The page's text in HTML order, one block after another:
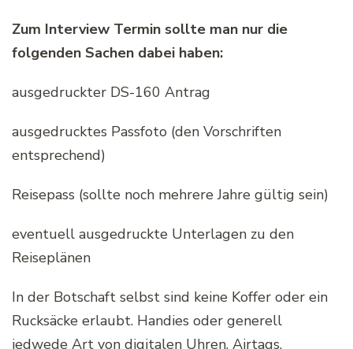
Zum Interview Termin sollte man nur die
folgenden Sachen dabei haben:
ausgedruckter DS-160 Antrag
ausgedrucktes Passfoto (den Vorschriften
entsprechend)
Reisepass (sollte noch mehrere Jahre gültig sein)
eventuell ausgedruckte Unterlagen zu den
Reiseplänen
In der Botschaft selbst sind keine Koffer oder ein
Rucksäcke erlaubt. Handies oder generell
jedwede Art von digitalen Uhren, Airtags,